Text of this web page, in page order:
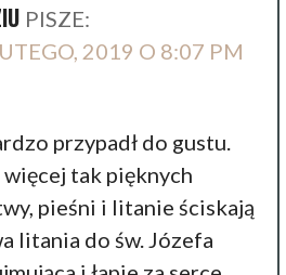
PISZE:
2019 O 8:07 PM
przypadł do gustu.
tak pięknych
pieśni i litanie ściskają
litania do św. Józefa